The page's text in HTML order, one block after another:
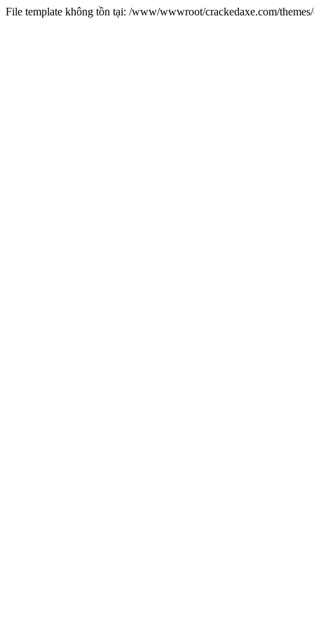
File template không tồn tại: /www/wwwroot/crackedaxe.com/